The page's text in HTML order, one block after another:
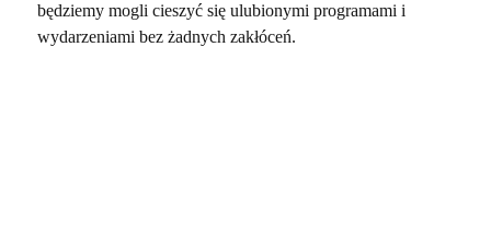
będziemy mogli cieszyć się ulubionymi programami i
wydarzeniami bez żadnych zakłóceń.